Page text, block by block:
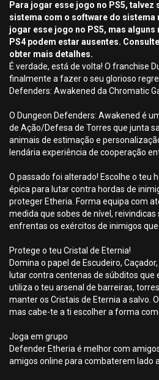
Para jogar esse jogo no PS5,
sistema com o software do sistema
jogar esse jogo no PS5, mas
PS4 podem estar ausentes.
obter mais detalhes.
É verdade, está de volta! O franchise
finalmente a fazer o seu glorioso
Defenders: Awakened da Chromatic
O Dungeon Defenders: Awakened é
de Ação/Defesa de Torres que junta
animais de estimação e
lendária experiência de cooperação
O passado foi alterado! Escolhe o teu
épica para lutar contra hordas de
proteger Etheria. Forma equipa com
medida que sobes de nível, reivindicas
enfrentas os exércitos de inimigos
Protege o teu Cristal de Eternia!
Domina o papel de Escudeiro,
lutar contra centenas de súbditos que
utiliza o teu arsenal de barreiras,
manter os Cristais de Eternia a salvo.
mas cabe-te a ti escolher a forma
Joga em grupo
Defender Etheria é melhor com
amigos online para combaterem lado